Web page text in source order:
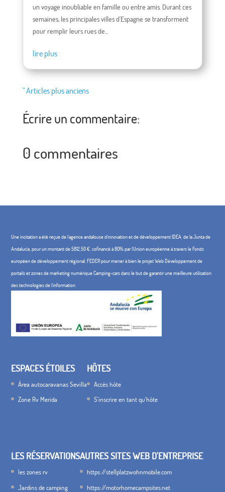
un voyage inoubliable en famille ou entre amis. Durant ces
semaines, les principales villes d'Espagne se transforment
pour remplir leurs rues de...
lire plus
" Articles plus anciens
Écrire un commentaire:
0 commentaires
Une incitation a été reçue de l'agence andalouse d'innovation et de développement IDEA, de la Junta de
Andalucía, pour un montant de 5812,50 €, cofinancé à 80% par l'Union européenne à travers le Fonds
européen de développement régional, FEDER pour mener à bien le projet Web Développement de
portails et zones de marketing numérique Camping-cars dans le but de garantir une meilleure utilisation
des technologies de l'information
ESPACES ÉTOILES
Área autocaravanas Sevilla
Zone Rv Merida
HÔTES
Accès hôte
S'inscrire en tant qu'hôte
LES RÉSERVATIONS
les zones rv
Jardins de camping
AUTRES SITES WEB D'ENTREPRISE
https://stellplatzwohnmobile.com
https://motorhomecampsites.net